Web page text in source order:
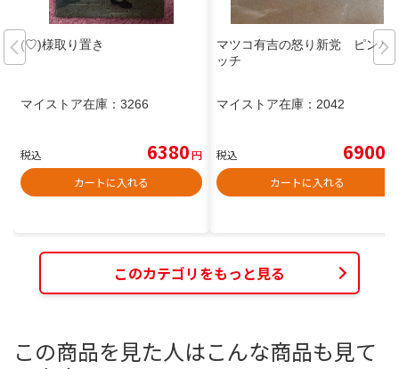
(♡)様取り置き
マイストア在庫： 3266
税込 6380円
カートに入れる
マツコ有吉の怒り新党 ピンバ
ッチ
マイストア在庫： 2042
税込 6900
カートに入れる
このカテゴリをもっと見る
この商品を見た人はこんな商品も見て